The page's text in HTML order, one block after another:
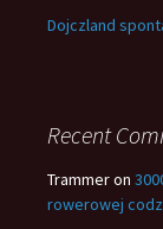
Dojczland
Recent
Trammeron
rowerowej